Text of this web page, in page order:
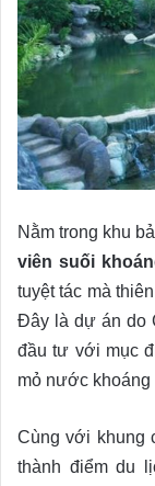
Nằm trong khu
viên suối
tuyệt tác mà
Đây là dự án do
đầu tư với mục
mỏ nước khoáng
Cùng với khung
thành điểm du